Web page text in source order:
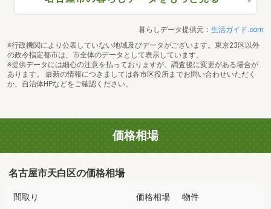
暮らしデータ提供元： 生活ガイド.com
※行政機関により公表していない地域及びデータがございます。東京23区以外
の政令指定都市は、市全体のデータとして表示しています。
※提供データには細心の注意を払っておりますが、調査後に変更がある場合が
あります。 最新の情報につきましては各市区役所までお問い合わせいただく
か、自治体HPなどをご確認ください。
価格相場
名古屋市天白区の価格相場
間取り 価格相場 物件